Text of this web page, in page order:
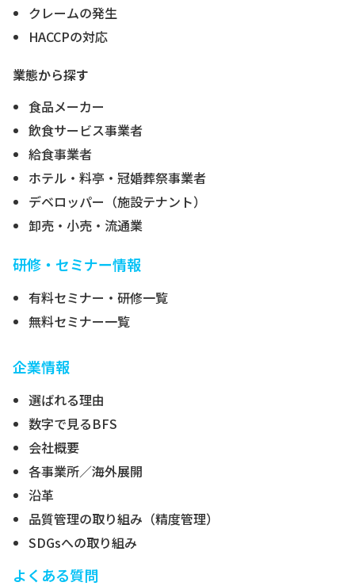
クレームの発生
HACCPの対応
業態から探す
食品メーカー
飲食サービス事業者
給食事業者
ホテル・料亭・冠婚葬祭事業者
デベロッパー（施設テナント）
卸売・小売・流通業
研修・セミナー情報
有料セミナー・研修一覧
無料セミナー一覧
企業情報
選ばれる理由
数字で見るBFS
会社概要
各事業所／海外展開
沿革
品質管理の取り組み（精度管理）
SDGsへの取り組み
よくある質問